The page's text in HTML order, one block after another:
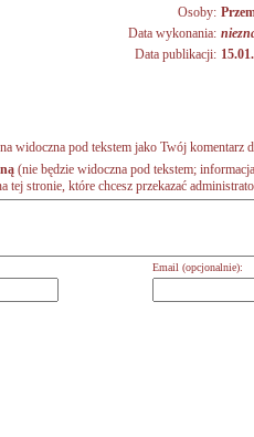
Osoby:
Data wykonania:
Data publikacji:
widoczna pod tekstem jako Twój komentarz
(nie będzie widoczna pod tekstem;
tej stronie, które chcesz przekazać
Email (opcjonalnie):